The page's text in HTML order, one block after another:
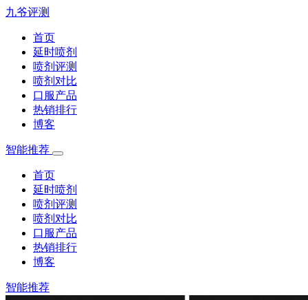
九爷评测
首页
延时喷剂
喷剂评测
喷剂对比
口服产品
热销排行
博客
智能推荐
首页
延时喷剂
喷剂评测
喷剂对比
口服产品
热销排行
博客
智能推荐